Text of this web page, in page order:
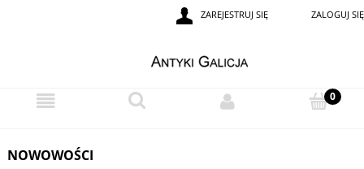
ZAREJESTRUJ SIĘ ZALOGUJ SIĘ
NOWOWOŚCI